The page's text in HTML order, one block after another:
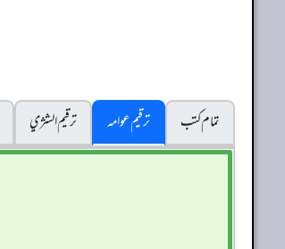
تمام کتب
ترقیم عوامہ ترقيم الشژي